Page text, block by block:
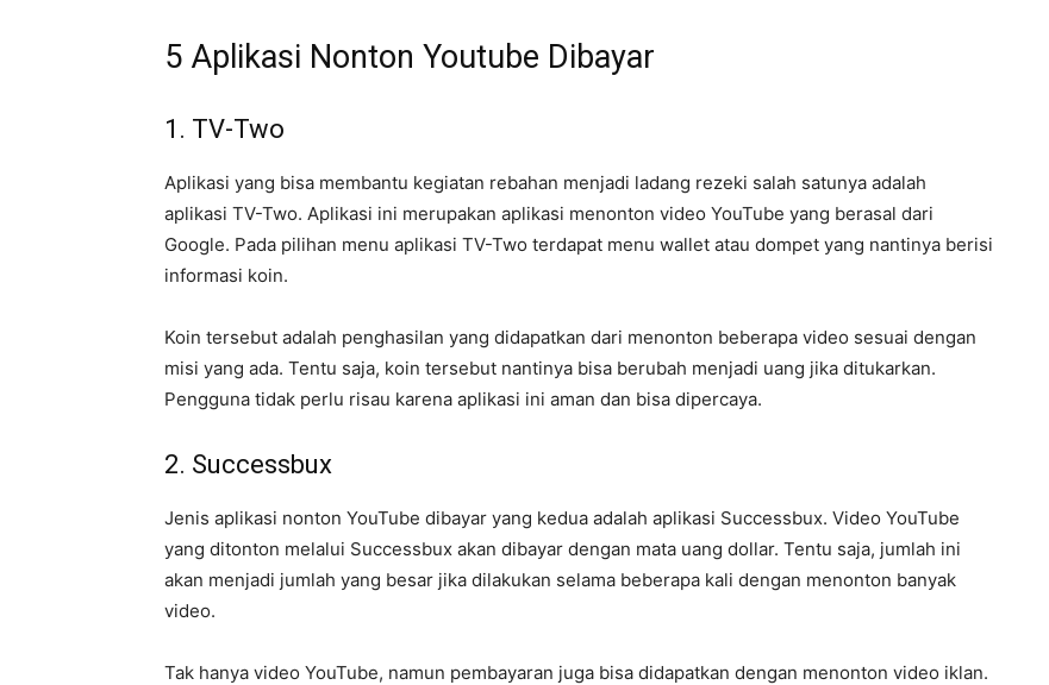
5 Aplikasi Nonton Youtube Dibayar
1. TV-Two
Aplikasi yang bisa membantu kegiatan rebahan menjadi ladang rezeki salah satunya adalah
aplikasi TV-Two. Aplikasi ini merupakan aplikasi menonton video YouTube yang berasal dari
Google. Pada pilihan menu aplikasi TV-Two terdapat menu wallet atau dompet yang nantinya berisi
informasi koin.
Koin tersebut adalah penghasilan yang didapatkan dari menonton beberapa video sesuai dengan
misi yang ada. Tentu saja, koin tersebut nantinya bisa berubah menjadi uang jika ditukarkan.
Pengguna tidak perlu risau karena aplikasi ini aman dan bisa dipercaya.
2. Successbux
Jenis aplikasi nonton YouTube dibayar yang kedua adalah aplikasi Successbux. Video YouTube
yang ditonton melalui Successbux akan dibayar dengan mata uang dollar. Tentu saja, jumlah ini
akan menjadi jumlah yang besar jika dilakukan selama beberapa kali dengan menonton banyak
video.
Tak hanya video YouTube, namun pembayaran juga bisa didapatkan dengan menonton video iklan.